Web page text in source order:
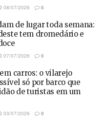
08/07/2026 0
de lugar toda semana:
tem dromedário e
07/07/2026 0
carros: o vilarejo
só por barco que
de turistas em um
03/07/2026 0